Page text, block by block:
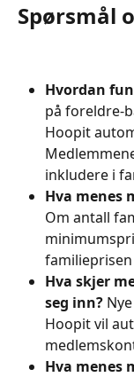
Spørsmål
Hvordan
på foreldre-
Hoopit
inkludere i
Hva menes
Om antall
Hva skjer
seg inn?
Hoopit vil
Hva menes